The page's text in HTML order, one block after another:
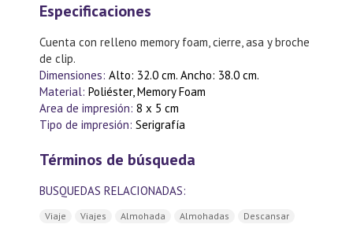
Especificaciones
Cuenta con relleno memory foam, cierre, asa y broche
de clip.
Dimensiones: Alto: 32.0 cm. Ancho: 38.0 cm.
Material: Poliéster, Memory Foam
Area de impresión: 8 x 5 cm
Tipo de impresión: Serigrafía
Términos de búsqueda
BUSQUEDAS RELACIONADAS:
Viaje Viajes Almohada Almohadas Descansar